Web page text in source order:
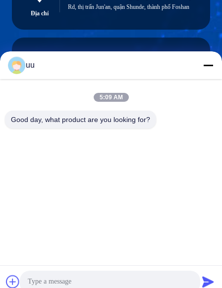
Nhận được giá tốt nhất
Địa chỉ
Rd, thị trấn Jun'an, quận Shunde, thành phố Foshan
Email
uu
5:09 AM
Good day, what product are you looking for?